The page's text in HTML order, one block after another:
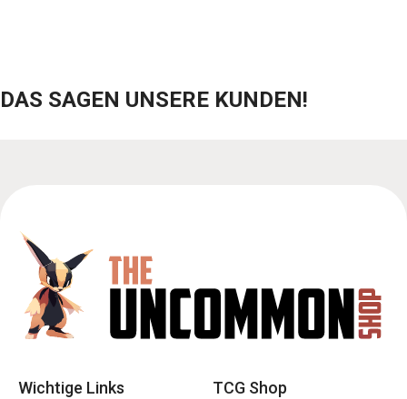
DAS SAGEN UNSERE KUNDEN!
Wichtige Links TCG Shop